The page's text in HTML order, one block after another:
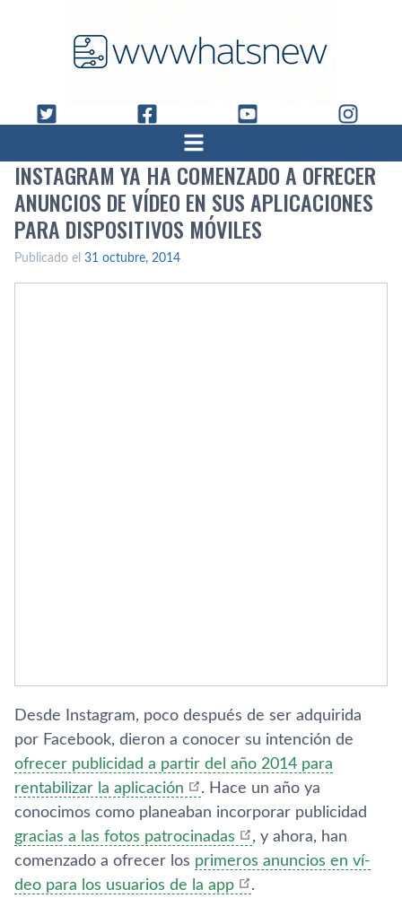
INSTAGRAM YA HA COMENZADO A OFRECER
ANUNCIOS DE VÍ­DEO EN SUS APLICACIONES
PARA DISPOSITIVOS MÓVILES
Publicado el 31 octubre, 2014
Desde Instagram, poco después de ser adquirida
por Facebook, dieron a conocer su intención de
ofrecer publicidad a partir del año 2014 para
rentabilizar la aplicación
. Hace un año ya
conocimos como planeaban incorporar publicidad
gracias a las fotos patrocinadas
, y ahora, han
comenzado a ofrecer los primeros anuncios en ví­
deo para los usuarios de la app
.